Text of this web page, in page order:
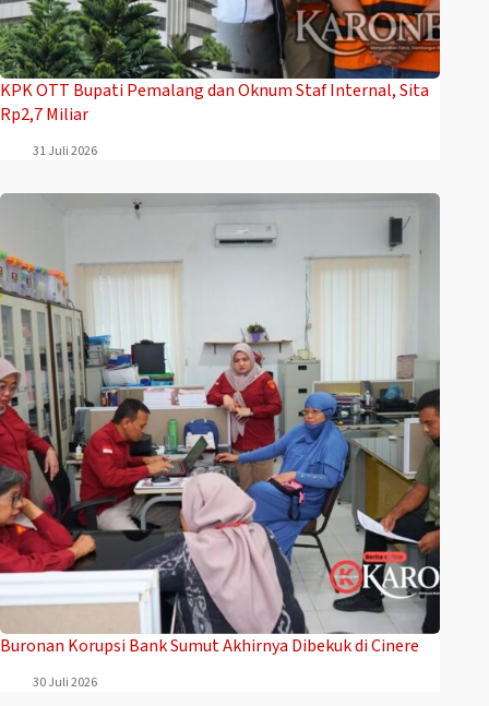
‎KPK OTT Bupati Pemalang dan Oknum Staf Internal, Sita
Rp2,7 Miliar
31 Juli 2026
Buronan Korupsi Bank Sumut Akhirnya Dibekuk di Cinere
30 Juli 2026